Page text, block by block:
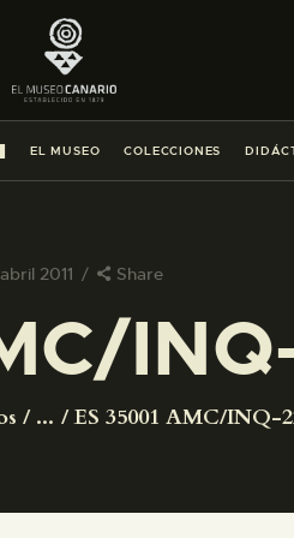
EL MUSEO COLECCIONES
2011 Share
... ES 35001 AMC/INQ-